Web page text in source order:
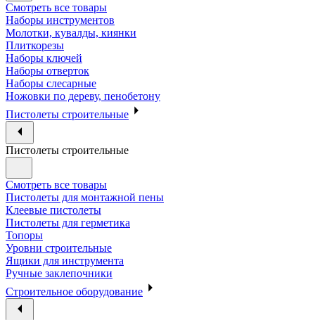
Смотреть все товары
Наборы инструментов
Молотки, кувалды, киянки
Плиткорезы
Наборы ключей
Наборы отверток
Наборы слесарные
Ножовки по дереву, пенобетону
Пистолеты строительные
Пистолеты строительные
Смотреть все товары
Пистолеты для монтажной пены
Клеевые пистолеты
Пистолеты для герметика
Топоры
Уровни строительные
Ящики для инструмента
Ручные заклепочники
Строительное оборудование